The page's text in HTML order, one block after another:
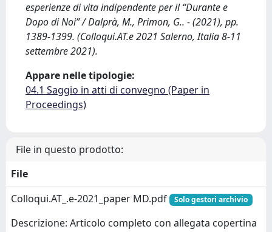
esperienze di vita indipendente per il “Durante e
Dopo di Noi” / Dalprà, M., Primon, G.. - (2021), pp.
1389-1399. (Colloqui.AT.e 2021 Salerno, Italia 8-11
settembre 2021).
Appare nelle tipologie:
04.1 Saggio in atti di convegno (Paper in
Proceedings)
File in questo prodotto:
File
Colloqui.AT_.e-2021_paper MD.pdf
Solo gestori archivio
Descrizione: Articolo completo con allegata copertina